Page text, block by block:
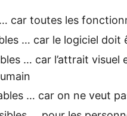
car toutes les
… car le logiciel doit
… car l’attrait
… car on ne veut